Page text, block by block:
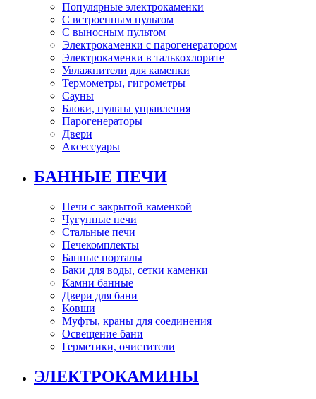
Популярные электрокаменки
С встроенным пультом
С выносным пультом
Электрокаменки с парогенератором
Электрокаменки в талькохлорите
Увлажнители для каменки
Термометры, гигрометры
Сауны
Блоки, пульты управления
Парогенераторы
Двери
Аксессуары
БАННЫЕ ПЕЧИ
Печи с закрытой каменкой
Чугунные печи
Стальные печи
Печекомплекты
Банные порталы
Баки для воды, сетки каменки
Камни банные
Двери для бани
Ковши
Муфты, краны для соединения
Освещение бани
Герметики, очистители
ЭЛЕКТРОКАМИНЫ